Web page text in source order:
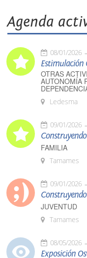
Agenda
08/01/2026
Estimulación
OTRAS
AUTONOMÍA
Ledesma
09/01/2026
FAMILIA
Tamames
09/01/2026
JUVENTUD
Tamames
08/05/2026
Exposición